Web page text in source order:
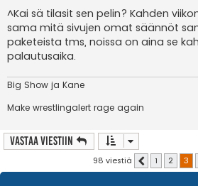
e
s
t
i
^Kai sä tilasit sen pelin? Kahden
sama mitä sivujen omat säännöt
paketeista tms, noissa on aina se
palautusaika.
Big Show ja Kane
Make wrestlingalert rage again
Vastaa Viestiin
98 viestiä Edellinen
1 2 3